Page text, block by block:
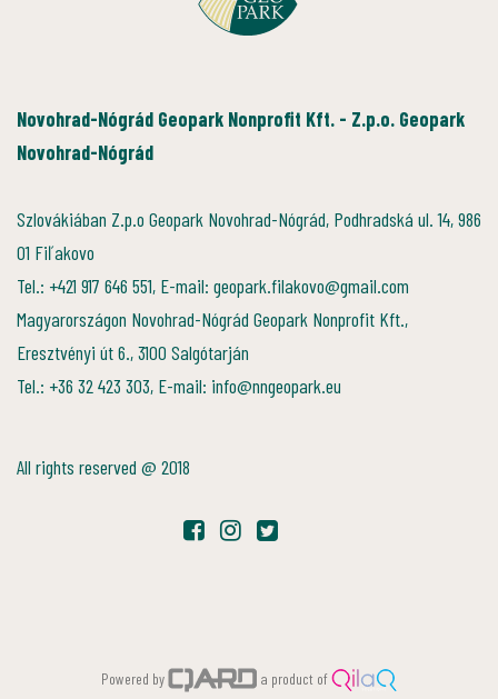
Novohrad-Nógrád Geopark Nonprofit Kft. - Z.p.o. Geopark
Novohrad-Nógrád
Szlovákiában Z.p.o Geopark Novohrad-Nógrád, Podhradská ul. 14, 986
01 Fiľakovo
Tel.: +421 917 646 551, E-mail: geopark.filakovo@gmail.com
Magyarországon Novohrad-Nógrád Geopark Nonprofit Kft.,
Eresztvényi út 6., 3100 Salgótarján
Tel.: +36 32 423 303, E-mail: info@nngeopark.eu
All rights reserved @ 2018
Powered by a product of